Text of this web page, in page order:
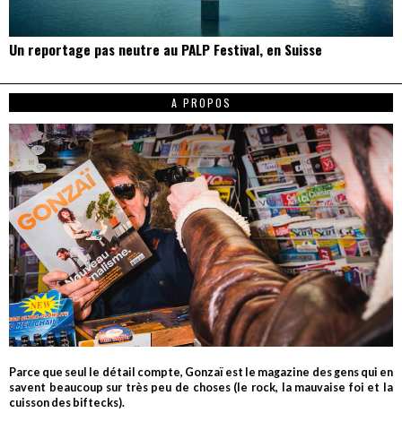
Un reportage pas neutre au PALP Festival, en Suisse
A PROPOS
Parce que seul le détail compte, Gonzaï est le magazine des gens qui en
savent beaucoup sur très peu de choses (le rock, la mauvaise foi et la
cuisson des biftecks).